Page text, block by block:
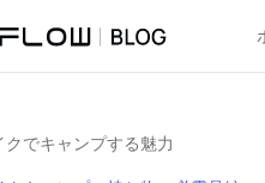
クでキャンプする魅力